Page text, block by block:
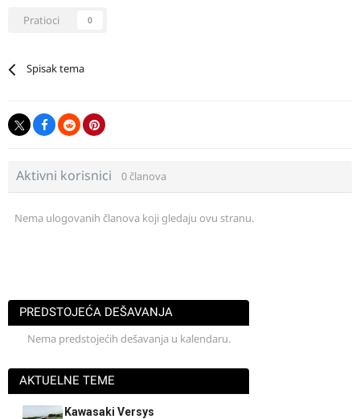
Pratioci 0
Spisak tema
Aktivni korisnici 0 članova
Nema ulogovanih članova koji gledaju ovu stranu.
PREDSTOJEĆA DEŠAVANJA
Nema predstojećih dešavanja u kalendaru.
AKTUELNE TEME
Kawasaki Versys